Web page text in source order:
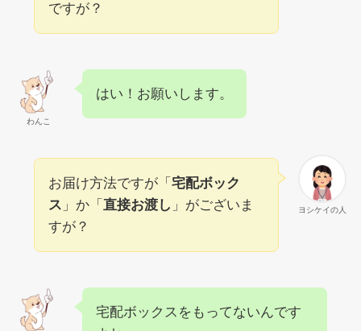
ですが？
わんこ
はい！お願いします。
ヨシケイの人
お届け方法ですが「 宅配ボック
ス 」か「 直接お渡し 」がございま
すが？
宅配ボックスをもってないんです